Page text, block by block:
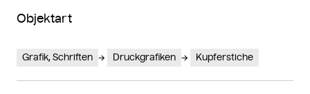
Objektart
Grafik, Schriften Druckgrafiken Kupferstiche